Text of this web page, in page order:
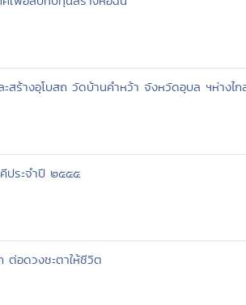
สร้างอุโบสถ วัดบ้านคำหว้า จังหวัดอุบล ฯห่างไ
ประจำปี ๒๕๕๕
อดวงชะตาให้ชีวิต